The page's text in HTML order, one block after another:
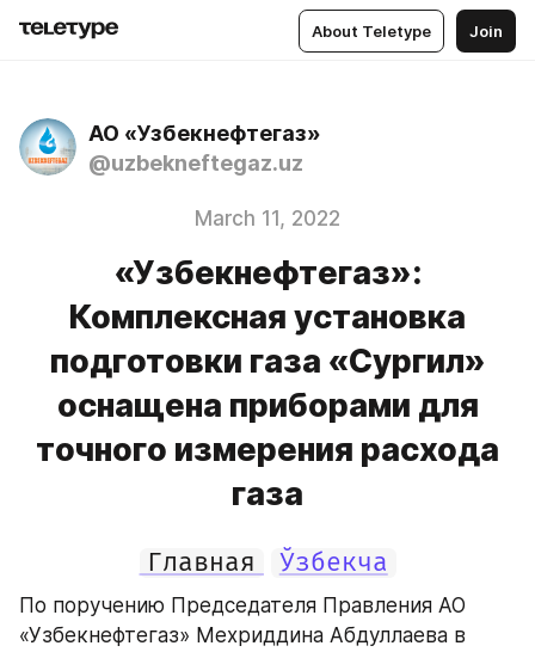
About Teletype Join
АО «Узбекнефтегаз»
@uzbekneftegaz.uz
March 11, 2022
«Узбекнефтегаз»:
Комплексная установка
подготовки газа «Сургил»
оснащена приборами для
точного измерения расхода
газа
Главная Ўзбекча
По поручению Председателя Правления АО
«Узбекнефтегаз» Мехриддина Абдуллаева в